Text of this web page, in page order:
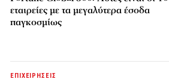
εταιρείες με τα μεγαλύτερα έσοδα
παγκοσμίως
ΕΠΙΧΕΙΡΗΣΕΙΣ